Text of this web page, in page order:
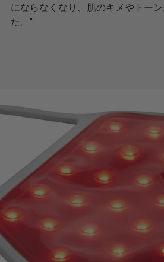
にならなくなり、肌のキメやトー
た。"